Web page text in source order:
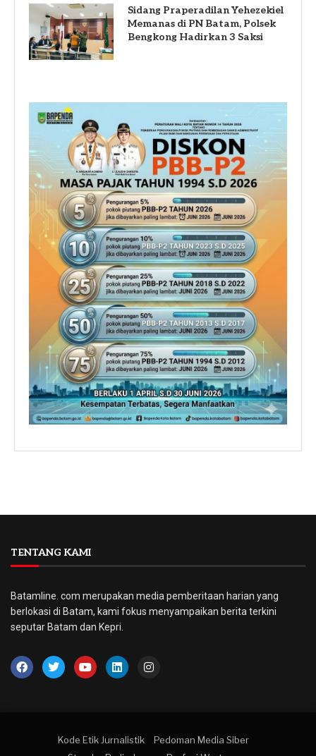
Sidang Praperadilan Yehezekiel
Memanas di PN Batam, Polsek
Bengkong Hadirkan 3 Saksi
TENTANG KAMI
Batamline. com merupakan media pemberitaan harian yang
berlokasi di Batam, kami fokus menyampaikan berita terkini
seputar Batam dan Kepri.
Kode Etik Jurnalistik
Pedoman Media Siber